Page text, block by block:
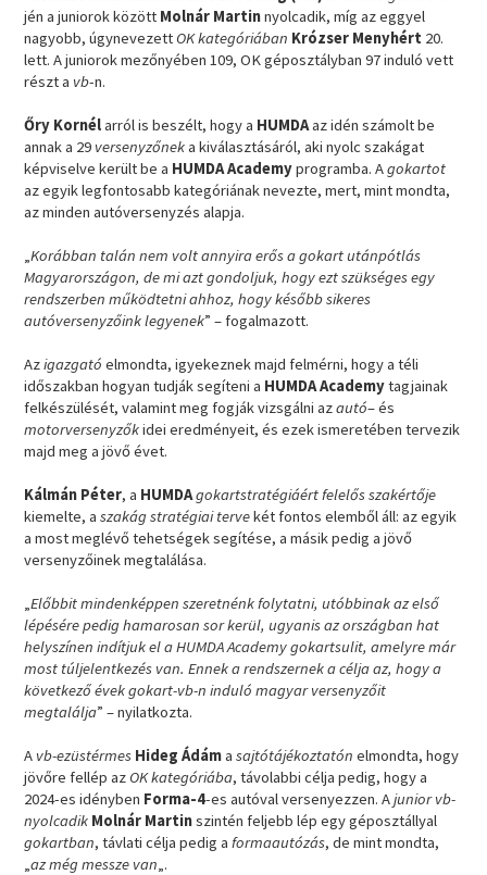
jén a juniorok között Molnár Martinnyolcadik, míg az eggyel
nagyobb, úgynevezett OK kategóriában Krózser Menyhért 20.
lett. A juniorok mezőnyében 109, OK géposztályban 97 induló vett
részt a vb-n.
Őry Kornélarról is beszélt, hogy a HUMDAaz idén számolt be
annak a 29 versenyzőneka kiválasztásáról, aki nyolc szakágat
képviselve került be a HUMDA Academyprogramba. Agokartot
az egyik legfontosabb kategóriának nevezte, mert, mint mondta,
az minden autóversenyzés alapja.
„Korábban talán nem volt annyira erős a gokart utánpótlás
Magyarországon, de mi azt gondoljuk, hogy ezt szükséges egy
rendszerben működtetni ahhoz, hogy később sikeres
autóversenyzőink legyenek” – fogalmazott.
Azigazgatóelmondta, igyekeznek majd felmérni, hogy a téli
időszakban hogyan tudják segíteni a HUMDA Academytagjainak
felkészülését, valamint meg fogják vizsgálni azautó– és
motorversenyzőkidei eredményeit, és ezek ismeretében tervezik
majd meg a jövő évet.
Kálmán Péter, a HUMDAgokartstratégiáért felelős szakértője
kiemelte, aszakág stratégiai tervekét fontos elemből áll: az egyik
a most meglévő tehetségek segítése, a másik pedig a jövő
versenyzőinek megtalálása.
„Előbbit mindenképpen szeretnénk folytatni, utóbbinak az első
lépésére pedig hamarosan sor kerül, ugyanis az országban hat
helyszínen indítjuk el a HUMDA Academy gokartsulit, amelyre már
most túljelentkezés van. Ennek a rendszernek a célja az, hogy a
következő évek gokart-vb-n induló magyar versenyzőit
megtalálja” – nyilatkozta.
A vb-ezüstérmes Hideg Ádámasajtótájékoztatónelmondta, hogy
jövőre fellép az OK kategóriába, távolabbi célja pedig, hogy a
2024-es idényben Forma-4-es autóval versenyezzen. Ajunior vb-
nyolcadik Molnár Martinszintén feljebb lép egy géposztállyal
gokartban, távlati célja pedig aformaautózás, de mint mondta,
„az még messze van„.